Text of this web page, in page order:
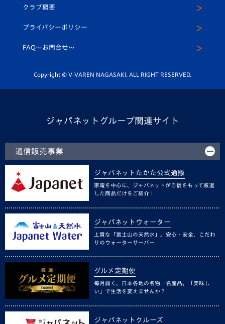
平和祈念活動
ホームタウン活動
スクール
ヴィヴィくんインスタグラム
公式LINE＠
クラブ概要
プライバシーポリシー
FAQ〜お問合せ〜
Copyright © V-VAREN NAGASAKI. ALL RIGHT RESERVED.
ジャパネットグループ関連サイト
通信販売事業
ジャパネットたかた公式通販
家電を中心に、ジャパネットが自信をもって厳選
した商品だけをご紹介！
ジャパネットウォーター
上質な「富士山の天然水」。安心・安全、こだわ
りのウォーターサーバー
グルメ定期便
毎月届く、日本各地の名物・名産品。「美味し
い」で生活を変えませんか？
ジャパネットクルーズ